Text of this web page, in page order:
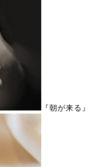
『朝が来る』